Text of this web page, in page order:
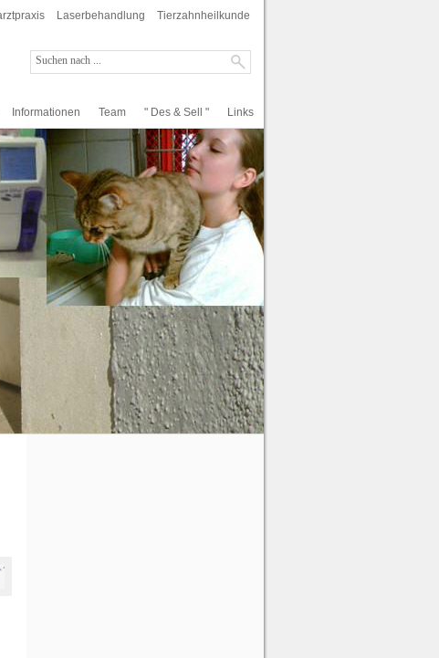
Laserbehandlung Tierzahnheilkunde
Informationen Team " Des & Sell " Links